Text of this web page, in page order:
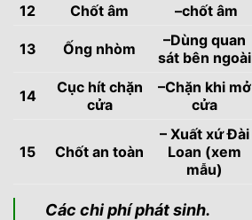
12
Chốt âm –chốt âm
13 Ống nhòm
–Dùng quan
sát bên ngoài
14
Cục hít chặn
cửa
–Chặn khi mở
cửa
15 Chốt an toàn
– Xuất xứ Đài
Loan (xem
mẫu)
Các chi phí phát sinh.